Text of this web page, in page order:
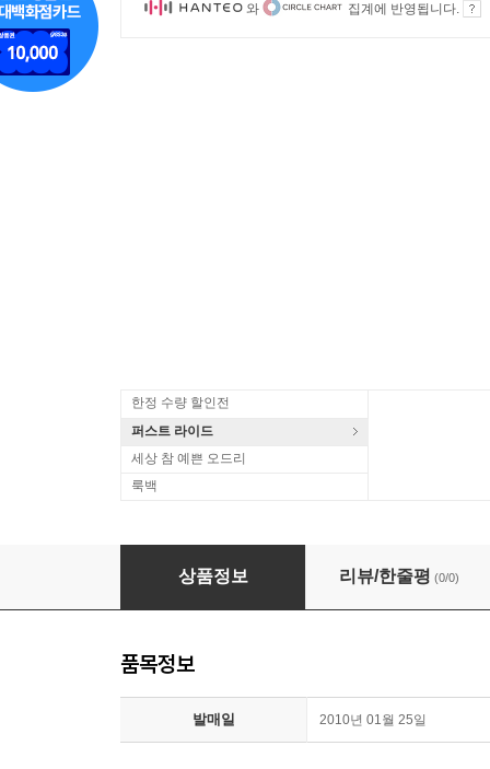
와
집계에 반영됩니다.
한정 수량 할인전
퍼스트 라이드
세상 참 예쁜 오드리
룩백
Raphael Wallfisch 비발디: 첼로 협주곡 4집
상품정보 리뷰/한줄평 (0/0)
품목정보
발매일 2010년 01월 25일